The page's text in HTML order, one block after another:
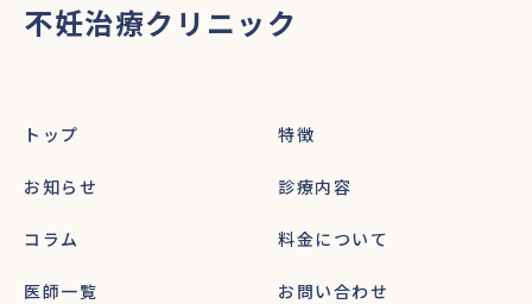
不妊治療クリニック
トップ 特徴
お知らせ 診療内容
コラム 料金について
医師一覧 お問い合わせ